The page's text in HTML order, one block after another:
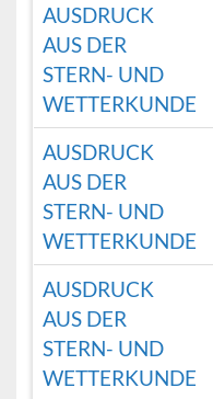
AUSDRUCK
AUS DER
STERN- UND
WETTERKUNDE
AUSDRUCK
AUS DER
STERN- UND
WETTERKUNDE
AUSDRUCK
AUS DER
STERN- UND
WETTERKUNDE